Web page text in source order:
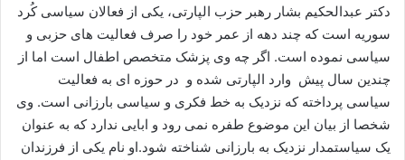
دکتر عبدالحکیم بشار رهبر حزب الپارتی، یکی از فعالان سیاسی کُرد
سوریه است که چند دهه از عمر خود را صرف فعالیت های حزبی و
سیاسی نموده است. اگر چه وی پزشک متخصص اطفال است اما از
چندین سال پیش وارد الپارتی شده و در حوزه ای به فعالیت
سیاسی پرداخته که نزدیک به خط فکری و سیاسی بارزانی است. وی
شخصا از بیان این موضوع طفره نمی رود و ابایی ندارد که به عنوان
یک سیاستمدار نزدیک به بارزانی شناخته شود.او نام یکی از فرزندان